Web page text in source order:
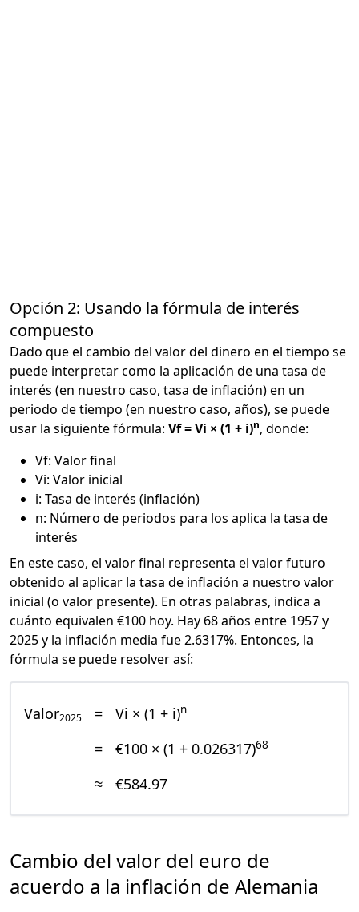
Opción 2: Usando la fórmula de interés
compuesto
Dado que el cambio del valor del dinero en el tiempo se
puede interpretar como la aplicación de una tasa de
interés (en nuestro caso, tasa de inflación) en un
periodo de tiempo (en nuestro caso, años), se puede
usar la siguiente fórmula: Vf = Vi × (1 + i)n, donde:
Vf: Valor final
Vi: Valor inicial
i: Tasa de interés (inflación)
n: Número de periodos para los aplica la tasa de
interés
En este caso, el valor final representa el valor futuro
obtenido al aplicar la tasa de inflación a nuestro valor
inicial (o valor presente). En otras palabras, indica a
cuánto equivalen €100 hoy. Hay 68 años entre 1957 y
2025 y la inflación media fue 2.6317%. Entonces, la
fórmula se puede resolver así:
Valor2025 = Vi × (1 + i)n
= €100 × (1 + 0.026317)68
≈ €584.97
Cambio del valor del euro de
acuerdo a la inflación de Alemania